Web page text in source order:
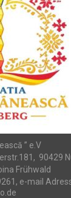
” e.V
90429
Frühwald
e-mail